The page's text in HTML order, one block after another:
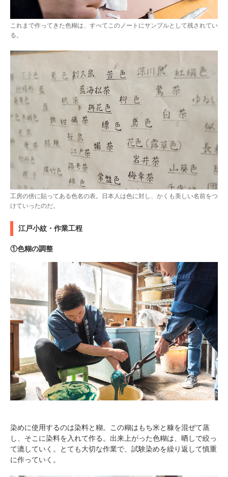
これまで作ってきた色糊は、すべてこのノートにサンプルとして残されてい
る。
工房の傍に貼ってある色名の表。日本人は色に対し、かくも美しい名前をつ
けていったのだ。
江戸小紋・作業工程
①色糊の調整
染めに使用するのは染料と糊。この糊はもち米と糠を混ぜて蒸
し、そこに染料を入れて作る。出来上がった色糊は、晒しで絞っ
て漉していく。とても大切な作業で、試験染めを繰り返して慎重
に作っていく。